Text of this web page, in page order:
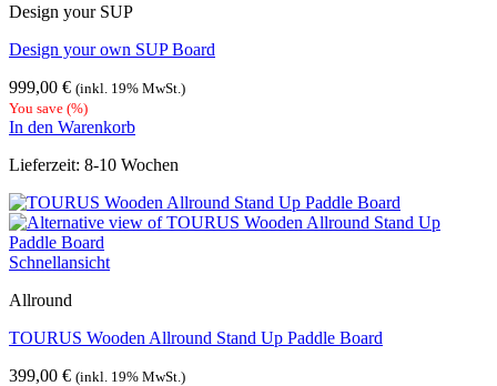
Design your SUP
Design your own SUP Board
999,00 € (inkl. 19% MwSt.)
You save (%)
In den Warenkorb
Lieferzeit: 8-10 Wochen
Schnellansicht
Allround
TOURUS Wooden Allround Stand Up Paddle Board
399,00 € (inkl. 19% MwSt.)